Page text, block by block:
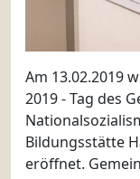
Am 13.02.2019
2019 - Tag des
Bildungsstätte
eröffnet.